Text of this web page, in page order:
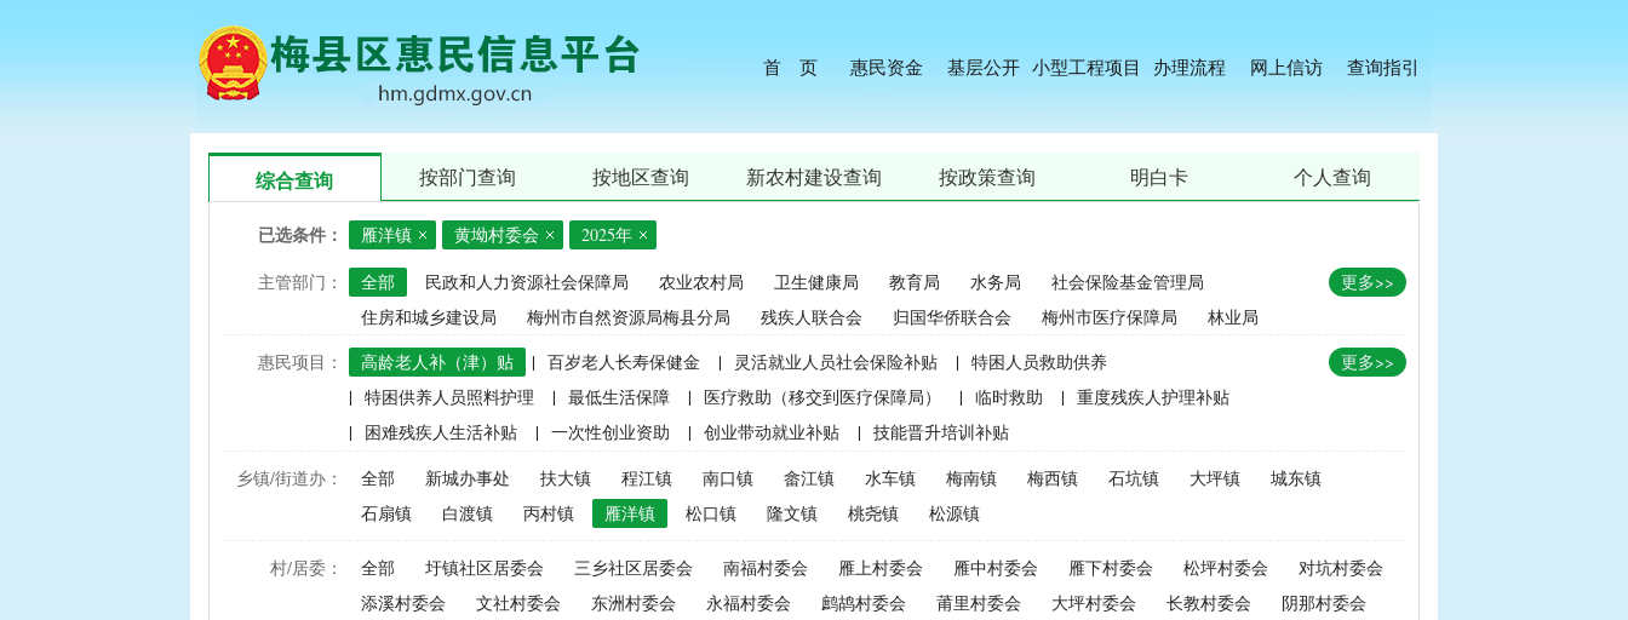
首 页 惠民资金 基层公开 小型工程项目 办理流程 网上信访 查询指引
综合查询 按部门查询 按地区查询 新农村建设查询 按政策查询 明白卡 个人查询
已选条件： 雁洋镇 黄坳村委会 2025年
主管部门： 全部 民政和人力资源社会保障局 农业农村局 卫生健康局 教育局 水务局
社会保险基金管理局
住房和城乡建设局
梅州市自然资源局梅县分局 残疾人联合会 归国华侨联合会 梅州市医疗保障局 林业局
更多>>
惠民项目： 高龄老人补（津）贴 | 百岁老人长寿保健金 | 灵活就业人员社会保险补贴 | 特困人员救助供养
| 特困供养人员照料护理 | 最低生活保障 | 医疗救助（移交到医疗保障局） | 临时救助 | 重度残疾人护理补贴
|
困难残疾人生活补贴 | 一次性创业资助 | 创业带动就业补贴 | 技能晋升培训补贴
建档立卡家庭经济困难学生精准资助（2021年秋季学期起不再实施） | 中等职业学校国家助学金 | 畜牧品种改良经费
中央财政水稻、玉米、小麦良种补贴（2015年更改为“耕地地力保护补贴”） | 屠宰环节病害猪无害化处理补助
农资综合直补及种粮直补（2015年更改为“耕地地力保护补贴”） | 优质后备母奶牛饲养补贴 | 政策性能繁母猪保险费补贴
禁渔渔民生产生活补助 | 建档立卡贫困户 | 政策性家禽、生猪养殖保险保费补贴 | 农机购置补贴
耕地地力保护补贴
更多>>
乡镇/街道办： 全部 新城办事处 扶大镇 程江镇 南口镇 畲江镇 水车镇 梅南镇 梅西镇 石坑镇 大坪镇
城东镇
石扇镇
白渡镇 丙村镇 雁洋镇 松口镇 隆文镇 桃尧镇 松源镇
村/居委： 全部 圩镇社区居委会 三乡社区居委会 南福村委会 雁上村委会 雁中村委会 雁下村委会 松坪村委会
对坑村委会
添溪村委会
文社村委会 东洲村委会 永福村委会 鹧鸪村委会 莆里村委会 大坪村委会 长教村委会
阴那村委会